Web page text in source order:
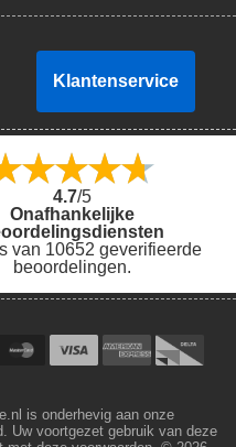
Klantenservice
4.7/5
Onafhankelijke
van 10652 geverifieerde
beoordelingen.
is onderhevig aan onze
Uw voortgezet gebruik van deze